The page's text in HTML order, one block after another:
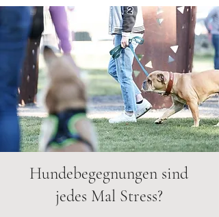
Hundebegegnungen sind
jedes Mal Stress?